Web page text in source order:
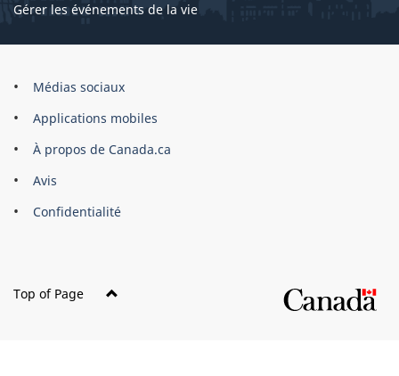
Gérer les événements de la vie
Organisation
gouvernement
du
Canada
Médias sociaux
Applications mobiles
À propos de Canada.ca
Avis
Confidentialité
Top of Page